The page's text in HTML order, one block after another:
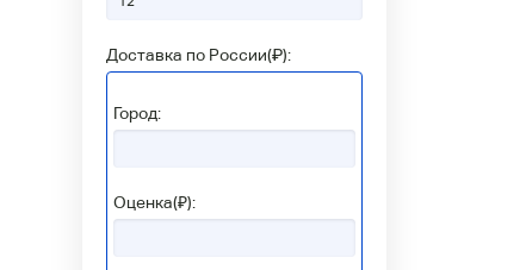
Доставка по России(₽):
Город:
Оценка(₽):